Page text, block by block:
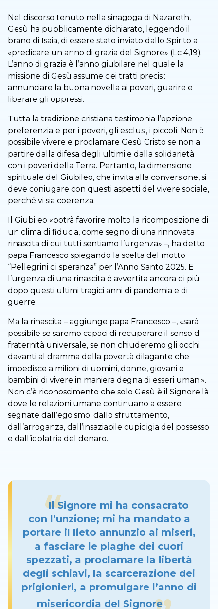
Nel discorso tenuto nella sinagoga di Nazareth,
Gesù ha pubblicamente dichiarato, leggendo il
brano di Isaia, di essere stato inviato dallo Spirito a
«predicare un anno di grazia del Signore» (Lc 4,19).
L’anno di grazia è l’anno giubilare nel quale la
missione di Gesù assume dei tratti precisi:
annunciare la buona novella ai poveri, guarire e
liberare gli oppressi.
Tutta la tradizione cristiana testimonia l’opzione
preferenziale per i poveri, gli esclusi, i piccoli. Non è
possibile vivere e proclamare Gesù Cristo se non a
partire dalla difesa degli ultimi e dalla solidarietà
con i poveri della Terra. Pertanto, la dimensione
spirituale del Giubileo, che invita alla conversione, si
deve coniugare con questi aspetti del vivere sociale,
perché vi sia coerenza.
Il Giubileo «potrà favorire molto la ricomposizione di
un clima di fiducia, come segno di una rinnovata
rinascita di cui tutti sentiamo l’urgenza» –, ha detto
papa Francesco spiegando la scelta del motto
“Pellegrini di speranza” per l’Anno Santo 2025. E
l’urgenza di una rinascita è avvertita ancora di più
dopo questi ultimi tragici anni di pandemia e di
guerre.
Ma la rinascita – aggiunge papa Francesco –, «sarà
possibile se saremo capaci di recuperare il senso di
fraternità universale, se non chiuderemo gli occhi
davanti al dramma della povertà dilagante che
impedisce a milioni di uomini, donne, giovani e
bambini di vivere in maniera degna di esseri umani».
Non c’è riconoscimento che solo Gesù è il Signore là
dove le relazioni umane continuano a essere
segnate dall’egoismo, dallo sfruttamento,
dall’arroganza, dall’insaziabile cupidigia del possesso
e dall’idolatria del denaro.
Il Signore mi ha consacrato
con l’unzione; mi ha mandato a
portare il lieto annunzio ai miseri,
a fasciare le piaghe dei cuori
spezzati, a proclamare la libertà
degli schiavi, la scarcerazione dei
prigionieri, a promulgare l’anno di
misericordia del Signore